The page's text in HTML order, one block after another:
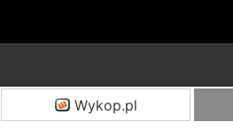
Wykop.pl